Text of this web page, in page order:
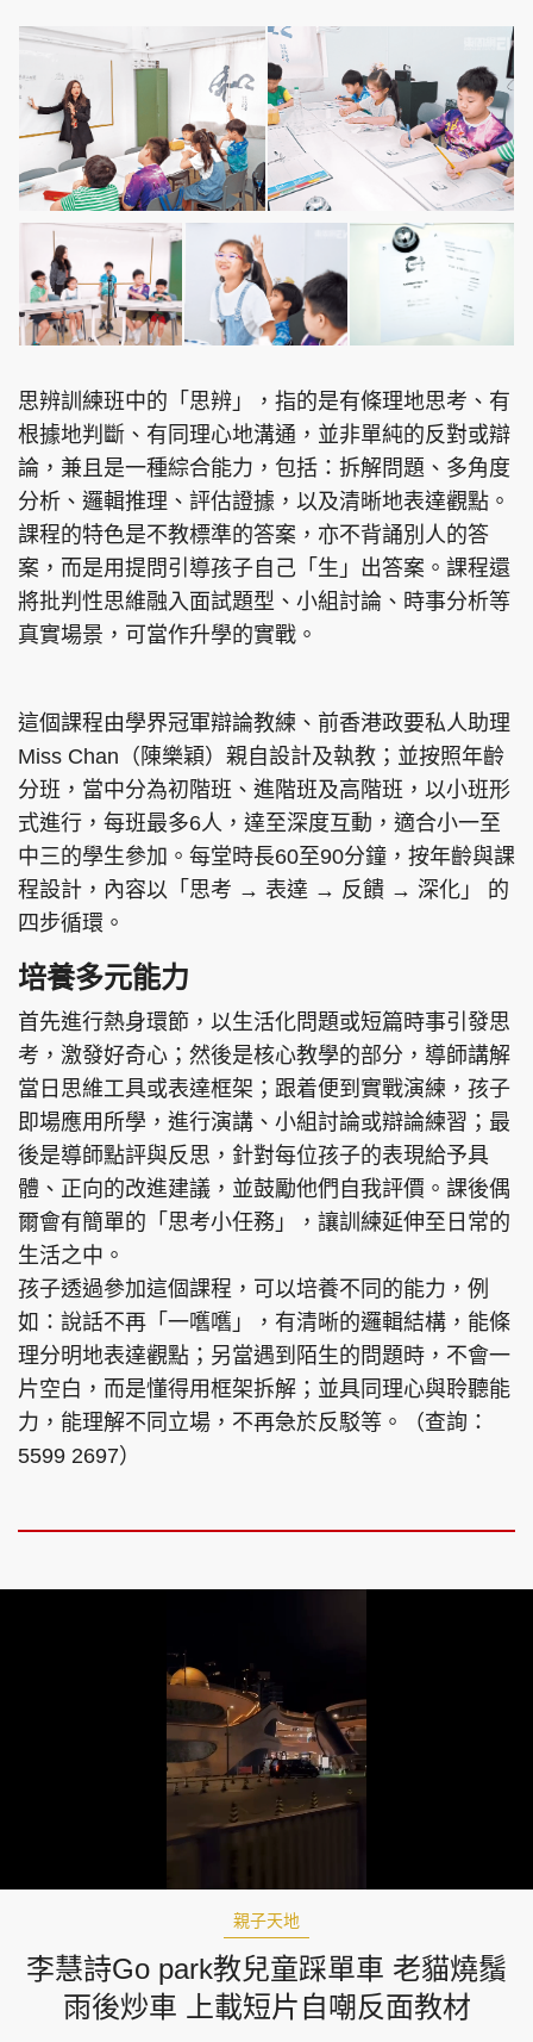
EDUPLUS
關於我們
聯絡我們
隱私政策聲明
使用條款
版權及免責聲明
Copyright © 東周網 版權所有 . 不得轉載
©Eastweek.com.hk. All rights reserved.
思辨訓練班中的「思辨」，指的是有條理地思考、有
根據地判斷、有同理⼼地溝通，並非單純的反對或辯
論，兼且是⼀種綜合能⼒，包括：拆解問題、多⾓度
分析、邏輯推理、評估證據，以及清晰地表達觀點。
課程的特色是不教標準的答案，亦不背誦別⼈的答
案，而是⽤提問引導孩⼦⾃⼰「⽣」出答案。課程還
將批判性思維融入⾯試題型、⼩組討論、時事分析等
真實場景，可當作升學的實戰。
這個課程由學界冠軍辯論教練、前香港政要私⼈助理
Miss Chan（陳樂穎）親⾃設計及執教；並按照年齡
分班，當中分為初階班、進階班及高階班，以小班形
式進行，每班最多6⼈，達至深度互動，適合⼩⼀⾄
中三的學⽣參加。每堂時長60⾄90分鐘，按年齡與課
程設計，內容以「思考 → 表達 → 反饋 → 深化」 的
四步循環。
培養多元能力
首先進行熱身環節，以⽣活化問題或短篇時事引發思
考，激發好奇⼼；然後是核⼼教學的部分，導師講解
當⽇思維⼯具或表達框架；跟着便到實戰演練，孩子
即場應⽤所學，進⾏演講、⼩組討論或辯論練習；最
後是導師點評與反思，針對每位孩子的表現給予具
體、正向的改進建議，並⿎勵他們⾃我評價。課後偶
爾會有簡單的「思考⼩任務」，讓訓練延伸⾄⽇常的
⽣活之中。
孩子透過參加這個課程，可以培養不同的能力，例
如：說話不再「⼀嚿嚿」，有清晰的邏輯結構，能條
理分明地表達觀點；另當遇到陌⽣的問題時，不會一
片空⽩，而是懂得⽤框架拆解；並具同理⼼與聆聽能
⼒，能理解不同立場，不再急於反駁等。（查詢：
5599 2697）
66.37%
親子天地
李慧詩Go park教兒童踩單車 老貓燒鬚
雨後炒車 上載短片自嘲反面教材